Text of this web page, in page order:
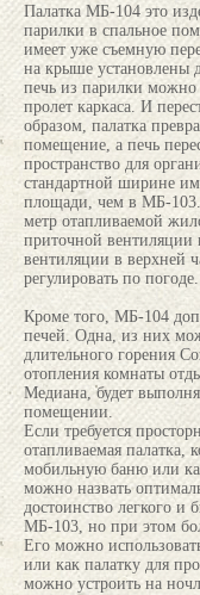
Палатка МБ-104 это
парилки в спальное
имеет уже съемную
на крыше установлены
печь из парилки можно
пролет каркаса. И
образом, палатка
помещение, а печь
пространство для
стандартной ширине
площади, чем в МБ-
метр отапливаемой
приточной вентиляции
вентиляции в верхней
регулировать по погоде.
Кроме того, МБ-104
печей. Одна, из них
длительного горения
отопления комнаты
Медиана, будет
помещении.
Если требуется
отапливаемая палатка,
мобильную баню или
можно назвать
достоинство легкого и
МБ-103, но при этом
Его можно
или как палатку для
можно устроить на